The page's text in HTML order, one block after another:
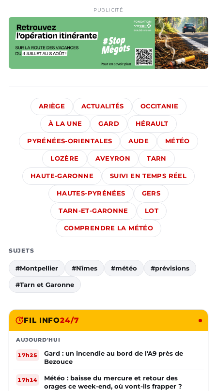
PUBLICITÉ
ARIÈGE ACTUALITÉS OCCITANIE
À LA UNE GARD HÉRAULT
PYRÉNÉES-ORIENTALES AUDE MÉTÉO
LOZÈRE AVEYRON TARN
HAUTE-GARONNE SUIVI EN TEMPS RÉEL
HAUTES-PYRÉNÉES GERS
TARN-ET-GARONNE LOT
COMPRENDRE LA MÉTÉO
SUJETS
#Montpellier #Nîmes #météo #prévisions
#Tarn et Garonne
FIL INFO24/7
AUJOURD'HUI
17h25
Gard : un incendie au bord de l'A9 près de
Bezouce
17h14
Météo : baisse du mercure et retour des
orages ce week-end, où vont-ils frapper ?